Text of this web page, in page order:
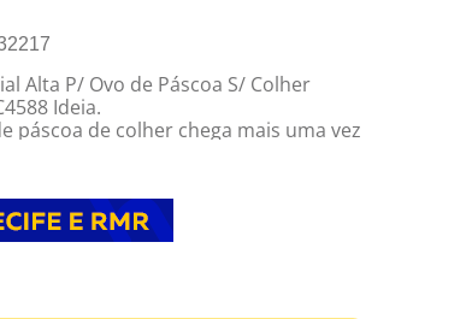
Alta P/ Ovo de Páscoa S/ Colher
Ideia.
páscoa de colher chega mais uma vez